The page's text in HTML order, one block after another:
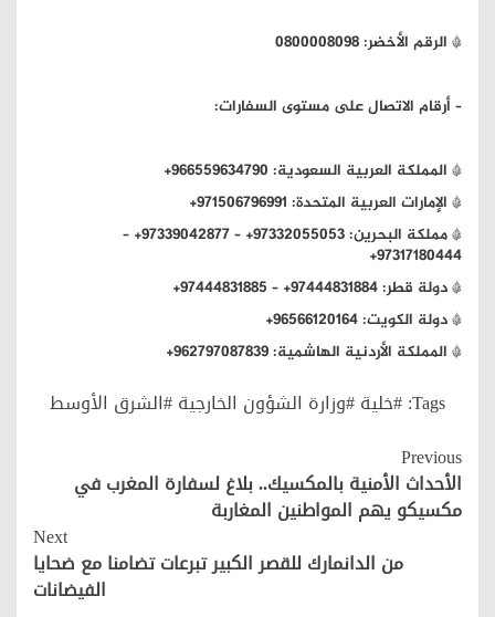
* الرقم الأخضر: 0800008098
– أرقام الاتصال على مستوى السفارات:
* المملكة العربية السعودية: 966559634790+
* الإمارات العربية المتحدة: 971506796991+
* مملكة البحرين: 97332055053+ – 97339042877+ –
97317180444+
* دولة قطر: 97444831884+ – 97444831885+
* دولة الكويت: 96566120164+
* المملكة الأردنية الهاشمية: 962797087839+
Tags: #خلية #وزارة الشؤون الخارجية #الشرق الأوسط
Continue
Reading
Previous
الأحداث الأمنية بالمكسيك.. بلاغ لسفارة المغرب في
مكسيكو يهم المواطنين المغاربة
Next
من الدانمارك للقصر الكبير تبرعات تضامنا مع ضحايا
الفيضانات